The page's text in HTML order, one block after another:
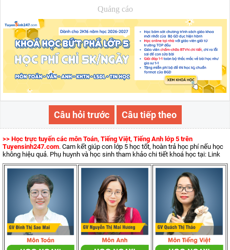
Quảng cáo
Câu hỏi trước Câu tiếp theo
>> Học trực tuyến các môn Toán, Tiếng Việt, Tiếng Anh lớp 5 trên
Tuyensinh247.com. Cam kết giúp con lớp 5 học tốt, hoàn trả học phí nếu học
không hiệu quả. Phụ huynh và học sinh tham khảo chi tiết khoá học tại: Link